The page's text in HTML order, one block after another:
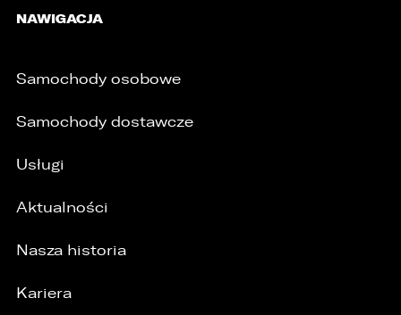
NAWIGACJA
Samochody osobowe
Samochody dostawcze
Usługi
Aktualności
Nasza historia
Kariera